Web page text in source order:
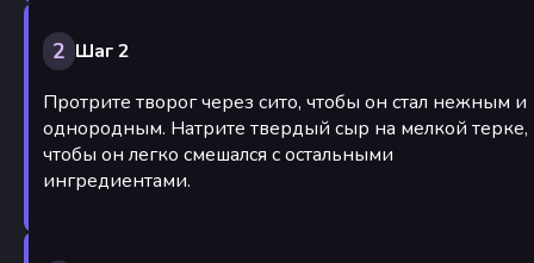
2 Шаг 2
Протрите творог через сито, чтобы он стал нежным и
однородным. Натрите твердый сыр на мелкой терке,
чтобы он легко смешался с остальными
ингредиентами.